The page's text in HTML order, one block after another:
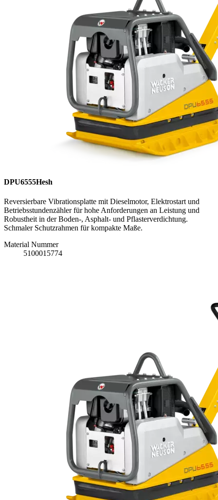
DPU6555Hesh
Reversierbare Vibrationsplatte mit Dieselmotor, Elektrostart und
Betriebsstundenzähler für hohe Anforderungen an Leistung und
Robustheit in der Boden-, Asphalt- und Pflasterverdichtung.
Schmaler Schutzrahmen für kompakte Maße.
Material Nummer
5100015774